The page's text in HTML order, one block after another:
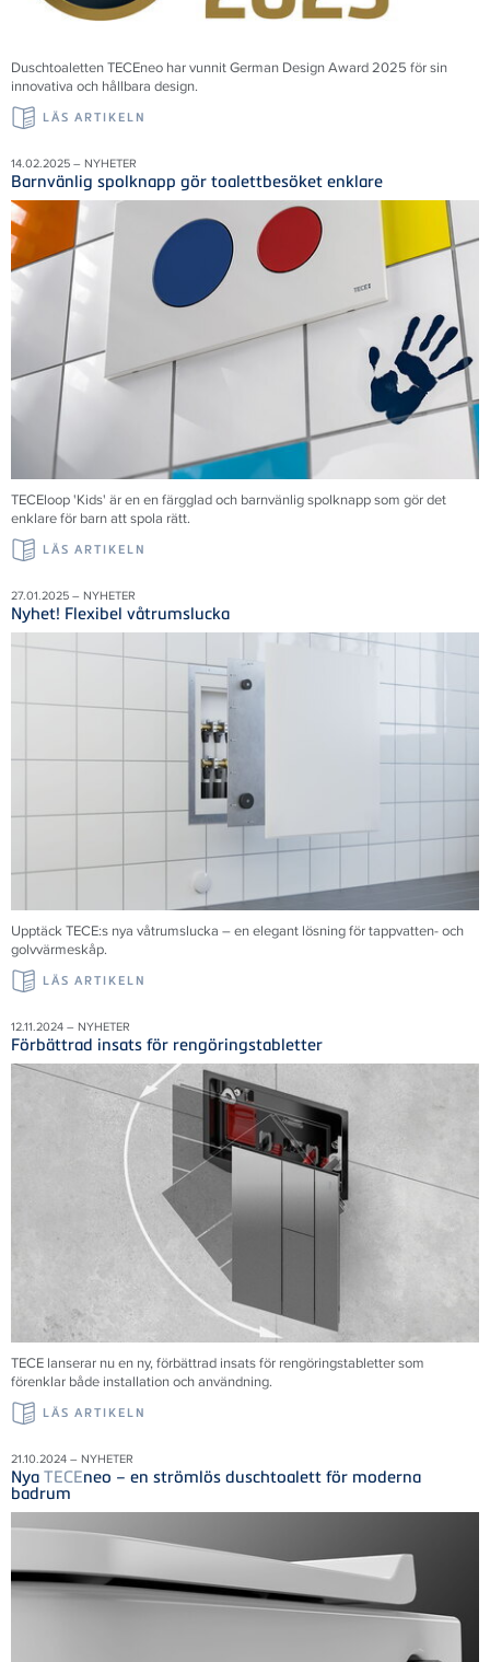
Duschtoaletten TECEneo har vunnit German Design Award 2025 för sin
innovativa och hållbara design.
LÄS ARTIKELN
14.02.2025 – NYHETER
Barnvänlig spolknapp gör toalettbesöket enklare
TECEloop 'Kids' är en en färgglad och barnvänlig spolknapp som gör det
enklare för barn att spola rätt.
LÄS ARTIKELN
27.01.2025 – NYHETER
Nyhet! Flexibel våtrumslucka
Upptäck TECE:s nya våtrumslucka – en elegant lösning för tappvatten- och
golvvärmeskåp.
LÄS ARTIKELN
12.11.2024 – NYHETER
Förbättrad insats för rengöringstabletter
TECE lanserar nu en ny, förbättrad insats för rengöringstabletter som
förenklar både installation och användning.
LÄS ARTIKELN
21.10.2024 – NYHETER
Nya TECEneo – en strömlös duschtoalett för moderna
badrum